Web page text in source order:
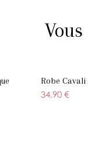
Robe Cavali
34,90 €